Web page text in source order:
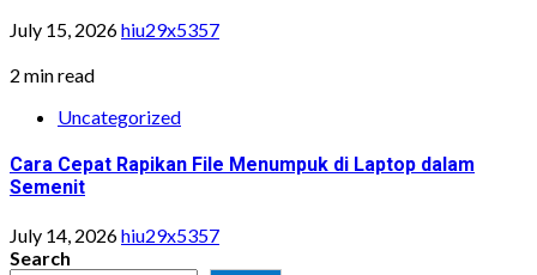
July 15, 2026hiu29x5357
2 min read
Uncategorized
Cara Cepat Rapikan File Menumpuk di Laptop dalam
Semenit
July 14, 2026hiu29x5357
Search